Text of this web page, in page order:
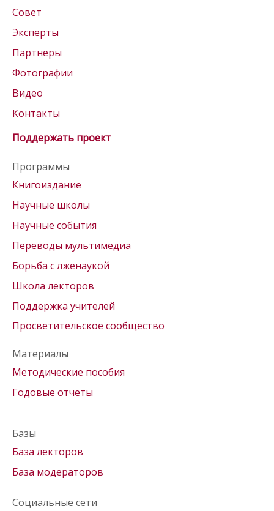
Совет
Эксперты
Партнеры
Фотографии
Видео
Контакты
Поддержать проект
Программы
Книгоиздание
Научные школы
Научные события
Переводы мультимедиа
Борьба с лженаукой
Школа лекторов
Поддержка учителей
Просветительское сообщество
Материалы
Методические пособия
Годовые отчеты
Базы
База лекторов
База модераторов
Социальные сети